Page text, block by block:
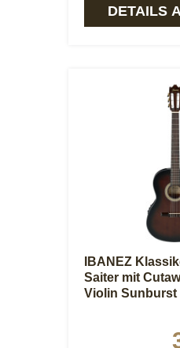
DETAILS
IBANEZ
Saiter mit
Violin Sunburst